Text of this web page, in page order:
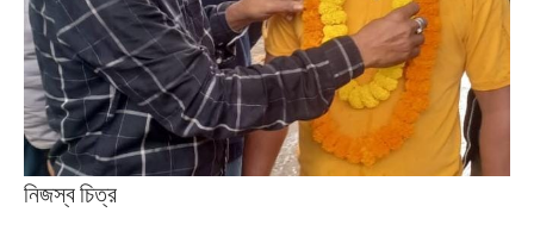
নিজস্ব চিত্র